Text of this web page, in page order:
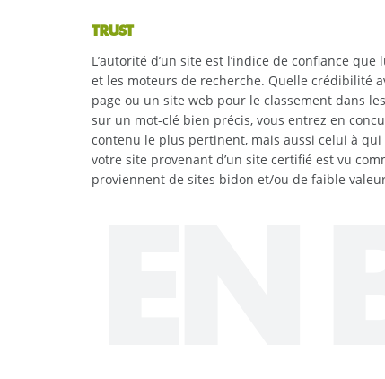
TRUST
L’autorité d’un site est l’indice de confiance
et les moteurs de recherche. Quelle crédibilité
page ou un site web pour le classement dans
sur un mot-clé bien précis, vous entrez en
contenu le plus pertinent, mais aussi celui à qui
votre site provenant d’un site certifié est vu
proviennent de sites bidon et/ou de faible
EN